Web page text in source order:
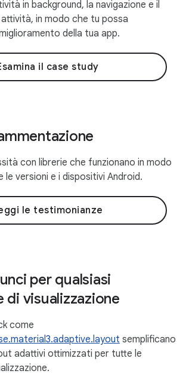
in background, la navigazione e il
in modo che tu possa
della tua app.
il case study
con librerie che funzionano in modo
versioni e i dispositivi Android.
le testimonianze
per qualsiasi
di visualizzazione
come
semplificano
adattivi ottimizzati per tutte le